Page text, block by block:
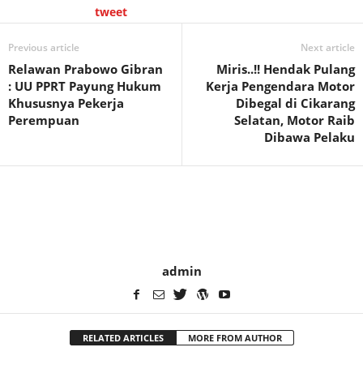
tweet
Previous article
Relawan Prabowo Gibran
: UU PPRT Payung Hukum
Khususnya Pekerja
Perempuan
Next article
Miris..!! Hendak Pulang
Kerja Pengendara Motor
Dibegal di Cikarang
Selatan, Motor Raib
Dibawa Pelaku
admin
RELATED ARTICLES MORE FROM AUTHOR